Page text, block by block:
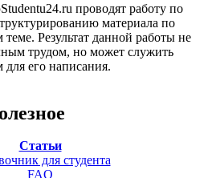
проводят работу по
материала по
Результат данной работы не
трудом, но может служить
для его написания.
Статьи
для студента
FAQ